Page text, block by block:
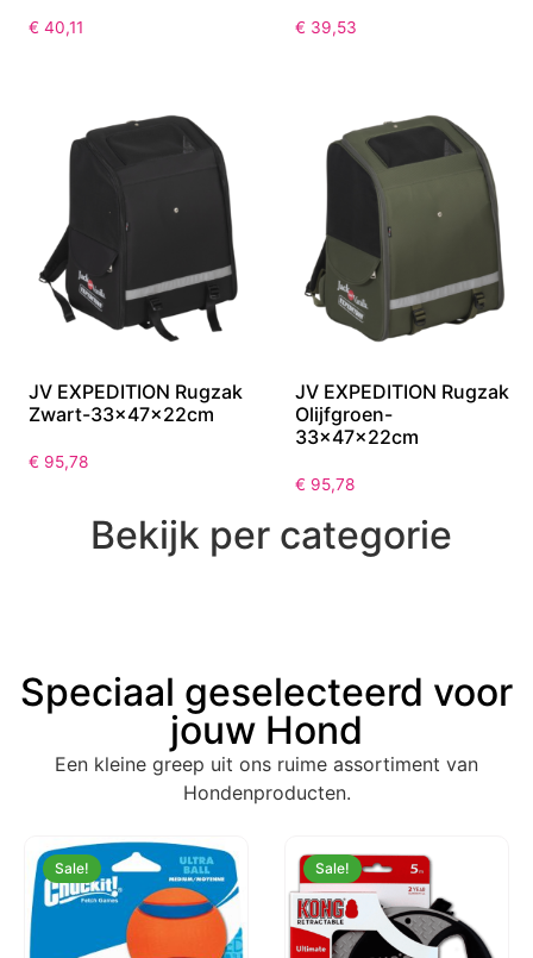
€ 40,11 € 39,53
JV EXPEDITION Rugzak
Zwart-33x47x22cm
€ 95,78
JV EXPEDITION Rugzak
Olijfgroen-
33x47x22cm
€ 95,78
Bekijk per categorie
Speciaal geselecteerd voor
jouw Hond
Een kleine greep uit ons ruime assortiment van
Hondenproducten.
Sale! Sale!